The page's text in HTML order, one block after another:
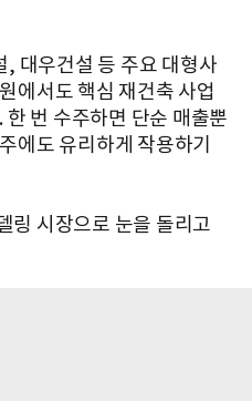
, 대우건설 등 주요 대형사
에서도 핵심 재건축 사업
번 수주하면 단순 매출뿐
에도 유리하게 작용하기
링 시장으로 눈을 돌리고